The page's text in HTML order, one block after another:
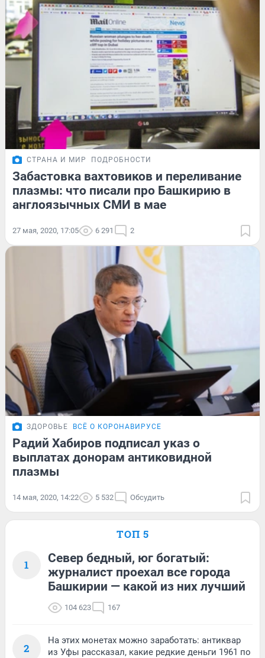
СТРАНА И МИР ПОДРОБНОСТИ
Забастовка вахтовиков и переливание
плазмы: что писали про Башкирию в
англоязычных СМИ в мае
27 мая, 2020, 17:05 6 291 2
ЗДОРОВЬЕ ВСЁ О КОРОНАВИРУСЕ
Радий Хабиров подписал указ о
выплатах донорам антиковидной
плазмы
14 мая, 2020, 14:22 5 532 Обсудить
ТОП 5
1
Север бедный, юг богатый:
журналист проехал все города
Башкирии — какой из них лучший
104 623 167
2
На этих монетах можно заработать: антиквар
из Уфы рассказал, какие редкие деньги 1961 по